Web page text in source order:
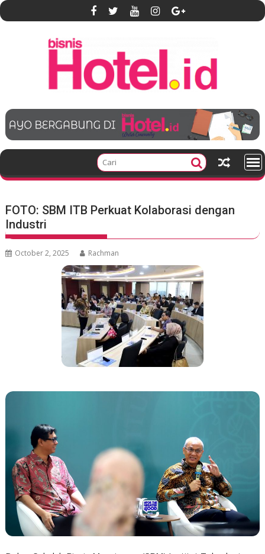
S
k
e
t
FOTO: SBM ITB Perkuat Kolaborasi dengan
Industri
October 2, 2025 Rachman